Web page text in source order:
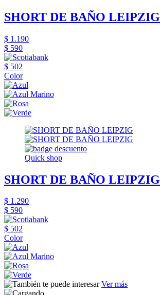
SHORT DE BAÑO LEIPZIG
$ 1.190
$ 590
$ 502
Color
Quick shop
SHORT DE BAÑO LEIPZIG
$ 1.290
$ 590
$ 502
Color
Ver más